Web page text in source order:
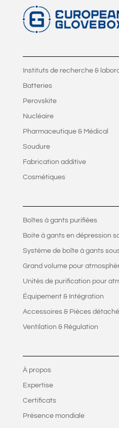
Instituts de recherche &
Batteries
Perovskite
Nucléaire
Pharmaceutique & Médical
Soudure
Fabrication additive
Cosmétiques
Boîtes à gants purifiées
Boite à gants en dépression
Système de boîte à gants
Grand volume pour
Unités de purification pour
Équipement & Intégration
Accessoires & Pièces
Ventilation & Régulation
À propos
Expertise
Certificats
Présence mondiale